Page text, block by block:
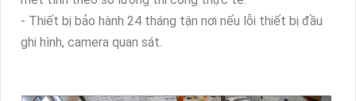
- Thiết bị bảo hành 24 tháng tận nơi nếu lỗi thiết bị đầu
ghi hình, camera quan sát.